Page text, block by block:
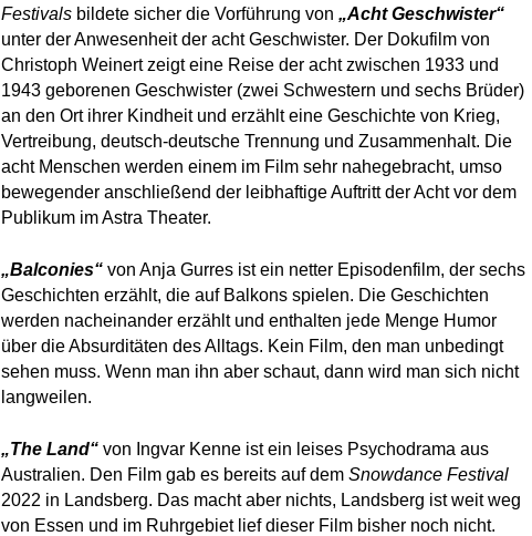
Festivals bildete sicher die Vorführung von „Acht Geschwister“
unter der Anwesenheit der acht Geschwister. Der Dokufilm von
Christoph Weinert zeigt eine Reise der acht zwischen 1933 und
1943 geborenen Geschwister (zwei Schwestern und sechs Brüder)
an den Ort ihrer Kindheit und erzählt eine Geschichte von Krieg,
Vertreibung, deutsch-deutsche Trennung und Zusammenhalt. Die
acht Menschen werden einem im Film sehr nahegebracht, umso
bewegender anschließend der leibhaftige Auftritt der Acht vor dem
Publikum im Astra Theater.
„Balconies“ von Anja Gurres ist ein netter Episodenfilm, der sechs
Geschichten erzählt, die auf Balkons spielen. Die Geschichten
werden nacheinander erzählt und enthalten jede Menge Humor
über die Absurditäten des Alltags. Kein Film, den man unbedingt
sehen muss. Wenn man ihn aber schaut, dann wird man sich nicht
langweilen.
„The Land“ von Ingvar Kenne ist ein leises Psychodrama aus
Australien. Den Film gab es bereits auf dem Snowdance Festival
2022 in Landsberg. Das macht aber nichts, Landsberg ist weit weg
von Essen und im Ruhrgebiet lief dieser Film bisher noch nicht.